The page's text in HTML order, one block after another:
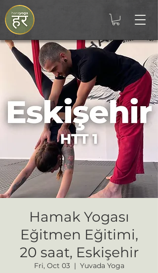
Hamak Yogası
Eğitmen Eğitimi,
20 saat, Eskişehir
Fri, Oct 03
  |
Yuvada Yoga